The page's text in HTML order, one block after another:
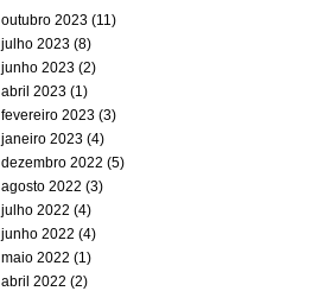
outubro 2023 (11)
julho 2023 (8)
junho 2023 (2)
abril 2023 (1)
fevereiro 2023 (3)
janeiro 2023 (4)
dezembro 2022 (5)
agosto 2022 (3)
julho 2022 (4)
junho 2022 (4)
maio 2022 (1)
abril 2022 (2)